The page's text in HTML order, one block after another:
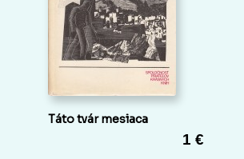
Táto tvár mesiaca
1 €